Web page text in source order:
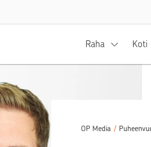
Raha Koti
OP Media /